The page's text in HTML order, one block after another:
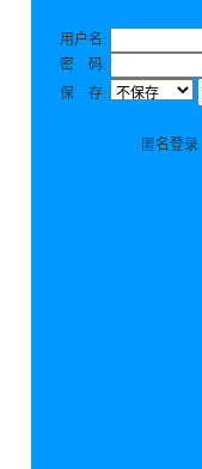
用户名:
密 码:
保 存:
匿名登录